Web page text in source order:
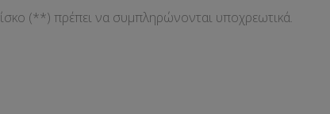
(**) πρέπει να συμπληρώνονται υποχρεωτικά.